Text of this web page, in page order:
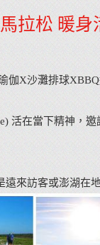
名單
拉松 暖身
伽X沙灘排球
活在當下精神，
遠來訪客或澎湖在